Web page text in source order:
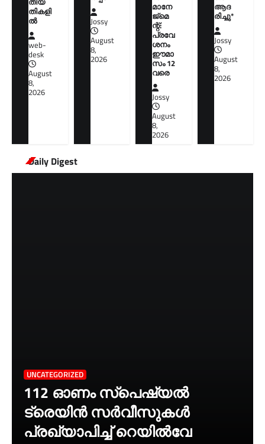
തികളി
ല്‍
web-
desk
August
8,
2026
Jossy
August
8,
2026
മാനേ
ജ്മെ
ന്റ്:
പ്രവേ
ശനം
ഈമാ
സം 12
വരെ
Jossy
August
8,
2026
ആദ
രിച്ചു*
Jossy
August
8,
2026
Daily Digest
UNCATEGORIZED
112 ഓണം സ്പെഷ്യൽ
ട്രെയിൻ സർവീസുകൾ
പ്രഖ്യാപിച്ച് റെയിൽവേ